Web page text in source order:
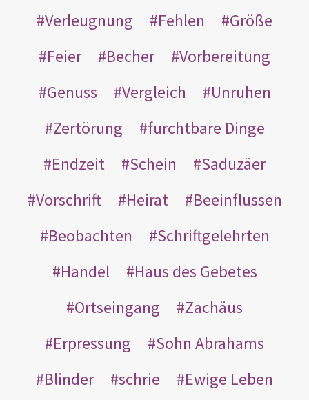
Verleugnung Fehlen
Größe
Feier
Becher
Vorbereitung
Genuss
Vergleich
Unruhen
Zertörung
furchtbare Dinge
Endzeit
Schein
Saduzäer
Vorschrift
Heirat
Beeinflussen
Beobachten
Schriftgelehrten
Handel
Haus des Gebetes
Ortseingang
Zachäus
Erpressung
Sohn Abrahams
Blinder
schrie
Ewige Leben